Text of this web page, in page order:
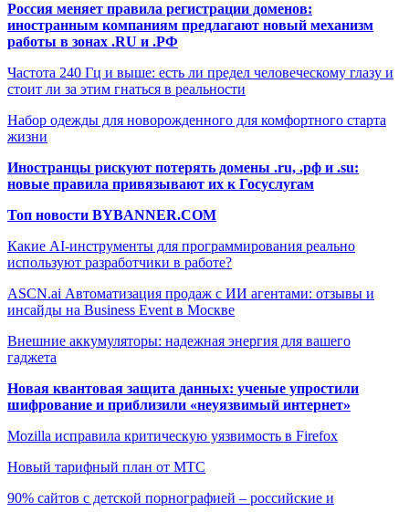
Россия меняет правила регистрации доменов:
иностранным компаниям предлагают новый механизм
работы в зонах .RU и .РФ
Частота 240 Гц и выше: есть ли предел человеческому глазу и
стоит ли за этим гнаться в реальности
Набор одежды для новорожденного для комфортного старта
жизни
Иностранцы рискуют потерять домены .ru, .рф и .su:
новые правила привязывают их к Госуслугам
Топ новости BYBANNER.COM
Какие AI-инструменты для программирования реально
используют разработчики в работе?
ASCN.ai Автоматизация продаж с ИИ агентами: отзывы и
инсайды на Business Event в Москве
Внешние аккумуляторы: надежная энергия для вашего
гаджета
Новая квантовая защита данных: ученые упростили
шифрование и приблизили «неуязвимый интернет»
Mozilla исправила критическую уязвимость в Firefox
Новый тарифный план от МТС
90% сайтов с детской порнографией – российские и